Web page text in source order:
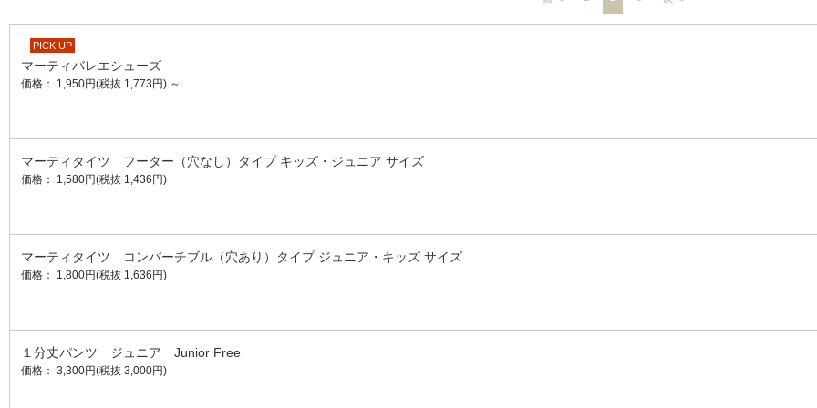
PICK UP
マーティバレエシューズ
価格： 1,950円(税抜 1,773円) ～
マーティタイツ フーター（穴なし）タイプ キッズ・ジュニア サイズ
価格： 1,580円(税抜 1,436円)
マーティタイツ コンバーチブル（穴あり）タイプ ジュニア・キッズ サイズ
価格： 1,800円(税抜 1,636円)
１分丈パンツ ジュニア Junior Free
価格： 3,300円(税抜 3,000円)